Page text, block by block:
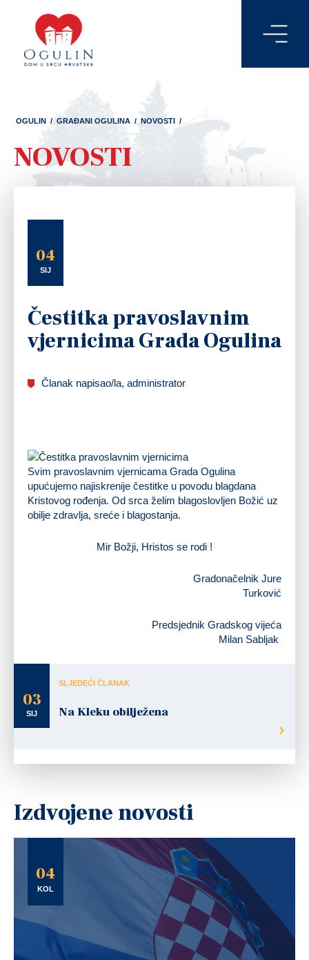
OGULIN / GRAĐANI OGULINA / NOVOSTI /
NOVOSTI
04
SIJ
Čestitka pravoslavnim
vjernicima Grada Ogulina
Članak napisao/la, administrator
Svim pravoslavnim vjernicama Grada Ogulina
upućujemo najiskrenije čestitke u povodu blagdana
Kristovog rođenja. Od srca želim blagoslovljen Božić uz
obilje zdravlja, sreće i blagostanja.
Mir Božji, Hristos se rodi !
Gradonačelnik Jure
Turković
Predsjednik Gradskog vijeća
Milan Sabljak
03
SIJ
SLJEDEĆI ČLANAK
Na Kleku obilježena
Izdvojene novosti
04
KOL